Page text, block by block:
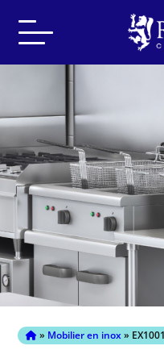
for:
» Mobilier en inox»